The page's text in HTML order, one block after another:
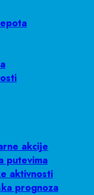
akcije
putevima
aktivnosti
prognoza